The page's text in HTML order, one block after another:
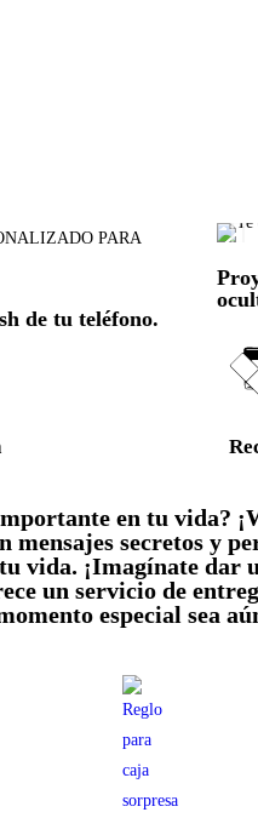
de tu teléfono.
en tu vida?
secretos y
vida. ¡Imagínate dar
un servicio de
especial sea